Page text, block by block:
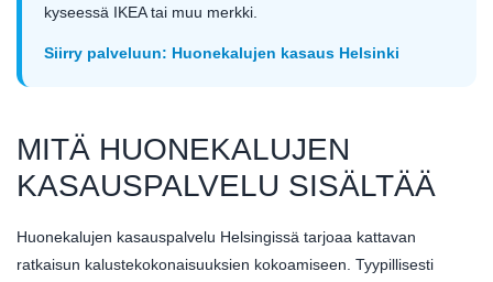
kyseessä IKEA tai muu merkki.
Siirry palveluun: Huonekalujen kasaus Helsinki
MITÄ HUONEKALUJEN
KASAUSPALVELU SISÄLTÄÄ
Huonekalujen kasauspalvelu Helsingissä tarjoaa kattavan
ratkaisun kalustekokonaisuuksien kokoamiseen. Tyypillisesti